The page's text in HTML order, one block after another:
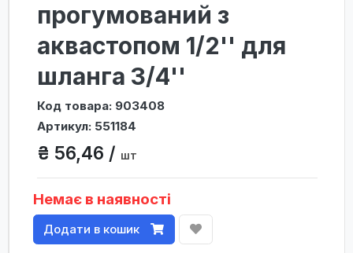
прогумований з
аквастопом 1/2'' для
шланга 3/4''
Код товара: 903408
Артикул: 551184
₴ 56,46 / шт
Немає в наявності
Додати в кошик